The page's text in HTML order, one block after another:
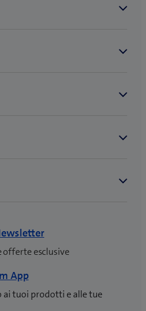
offerte esclusive
App
ai tuoi prodotti e alle tue